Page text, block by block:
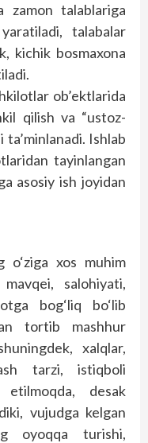
zamon talablariga
talabalar
kichik bosmaxona
ob’ektlarida
qilish va “ustoz-
ta’minlanadi. Ishlab
tayinlangan
asosiy ish joyidan
o‘ziga xos muhim
salohiyati,
bog‘liq bo‘lib
tortib mashhur
xalqlar,
tarzi, istiqboli
desak
vujudga kelgan
oyoqqa turishi,